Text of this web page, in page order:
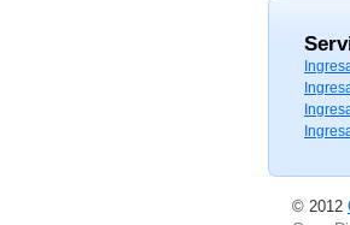
© 2012